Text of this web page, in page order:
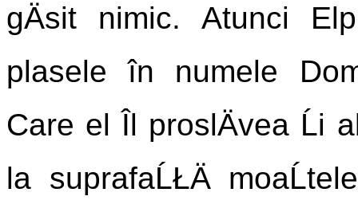
gÄsit nimic. Atunci
plasele în numele
Care el Îl proslÄvea Ĺi
la suprafaĹŁÄ